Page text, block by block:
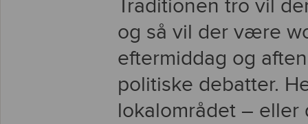
Traditionen tro vil
og så vil der være
eftermiddag og
politiske debatter.
lokalområdet –